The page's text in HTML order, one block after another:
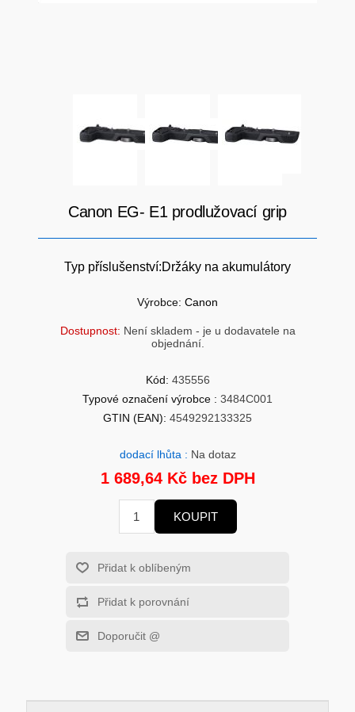
PRACOVNÍ STANICE
HERNÍ PODLOŽKY
HERNÍ GRAFICKÉ KARTY
HERNÍ HEADSETY
ZÁKLADNÍ DESKY - INTEL
PROCESORY - INTEL
ZABEZPEČENÍ
MS WINDOWS
FLASH KARTY
USB Flash Disky
ZÁRUKY - SLUŽBY
MOBILNÍ ZAŘÍZENÍ
INTERAKTIVNÍ HRAČKY
SOLÁRNÍ PANELY
SÍŤOVÉ PRVKY Pro
ROUTERY
TOPENÍ
Canon EG- E1 prodlužovací grip
Typ příslušenství:Držáky na akumulátory
Výrobce: Canon
Dostupnost: Není skladem - je u dodavatele na
objednání.
Kód: 435556
Typové označení výrobce : 3484C001
GTIN (EAN): 4549292133325
dodací lhůta : Na dotaz
1 689,64 Kč bez DPH
KOUPIT
Přidat k oblíbeným
Přidat k porovnání
Doporučit @